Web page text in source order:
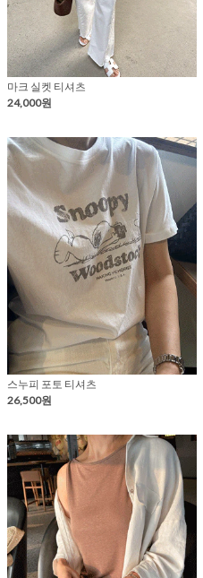
마크 실켓 티셔츠
24,000원
스누피 포토 티셔츠
26,500원